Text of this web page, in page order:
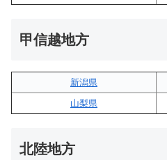
甲信越地方
新潟県
山梨県
北陸地方